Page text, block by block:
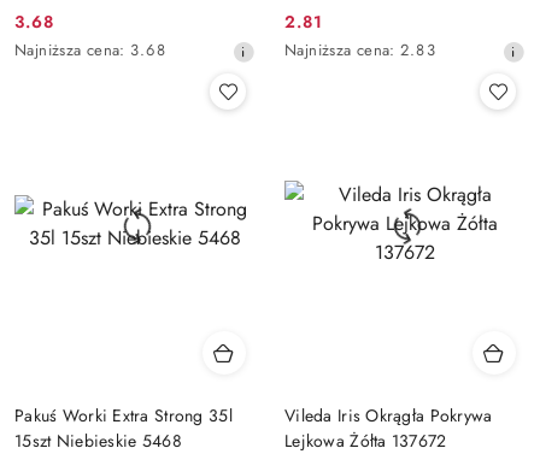
Cena
promocyjna:
3.68
Najniższa
Najniższa cena: 3.68
Cena
promocyjna:
2.81
Najniższa
obniżką
Najniższa cena: 2.83
Pakuś Worki Extra Strong 35l
15szt Niebieskie 5468
Vileda Iris Okrągła Pokrywa
Lejkowa Żółta 137672